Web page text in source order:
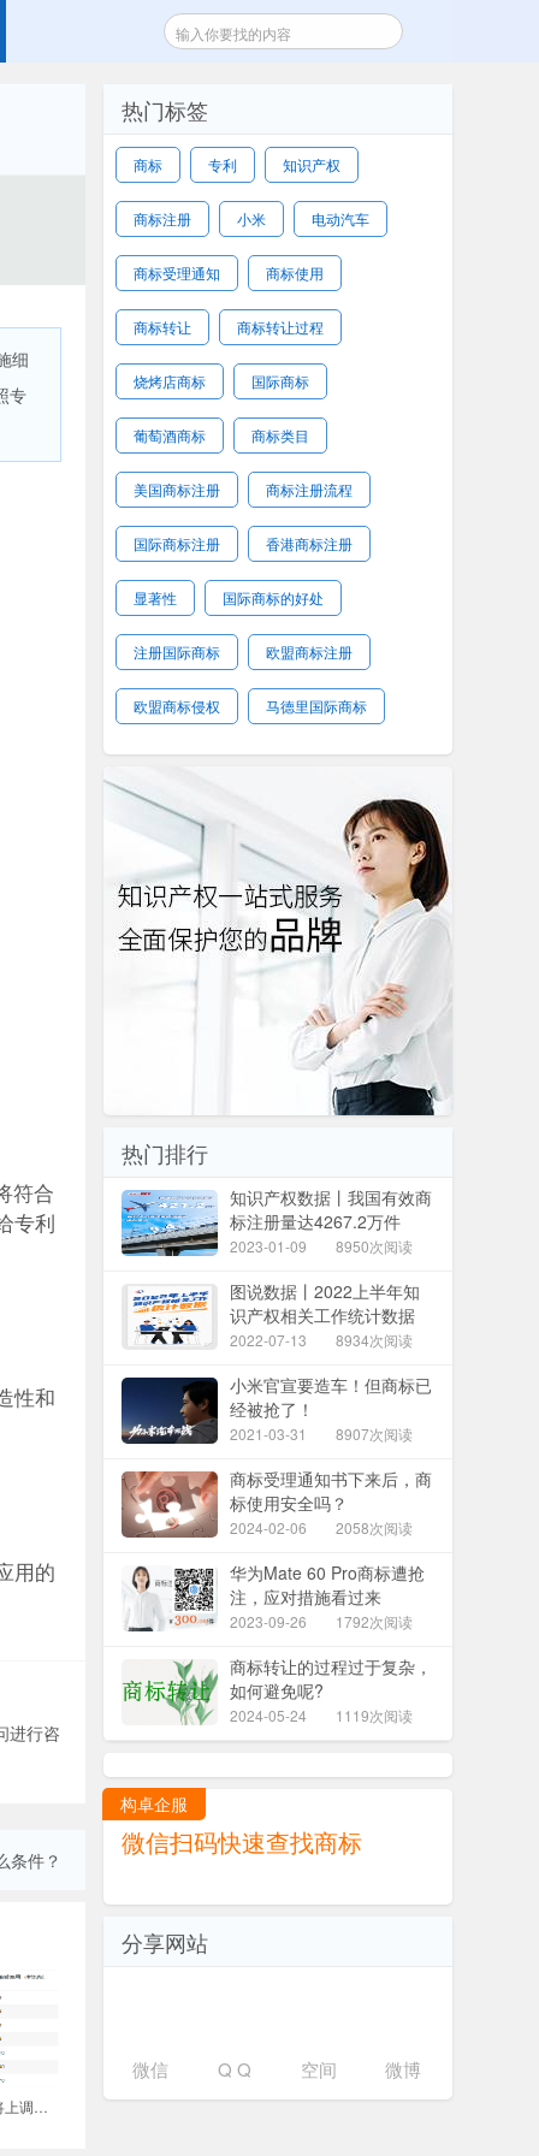
细
专
符合
专利
性和
用的
进行咨
条件？
新加坡专利年费即将上调！国内申请人如何应对？
热门标签
商标 专利 知识产权
商标注册 小米 电动汽车
商标受理通知 商标使用
商标转让 商标转让过程
烧烤店商标 国际商标
葡萄酒商标 商标类目
美国商标注册 商标注册流程
国际商标注册 香港商标注册
显著性 国际商标的好处
注册国际商标 欧盟商标注册
欧盟商标侵权 马德里国际商标
热门排行
知识产权数据丨我国有效商
标注册量达4267.2万件
2023-01-09 8950次阅读
图说数据丨2022上半年知
识产权相关工作统计数据
2022-07-13 8934次阅读
小米官宣要造车！但商标已
经被抢了！
2021-03-31 8907次阅读
商标受理通知书下来后，商
标使用安全吗？
2024-02-06 2058次阅读
华为Mate 60 Pro商标遭抢
注，应对措施看过来
2023-09-26 1792次阅读
商标转让的过程过于复杂，
如何避免呢?
2024-05-24 1119次阅读
构卓企服
微信扫码快速查找商标
分享网站
微信 Q Q 空间 微博